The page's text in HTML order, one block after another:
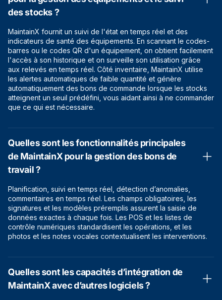
des stocks ?
MaintainX fournit un suivi de l'état en temps réel et des
indicateurs de santé des équipements. En scannant le codes-
barres ou le codes QR d'un équipement, on obtient facilement
l'accès à son historique et on surveille son utilisation grâce
aux relevés en temps réel. Côté inventaire, MaintainX utilise
les alertes automatiques de faible quantité et génère
automatiquement des bons de commande lorsque les stocks
atteignent un seuil prédéfini, vous aidant ainsi à ne commander
que ce qui est nécessaire.
Quelles sont les fonctionnalités principales
de MaintainX pour la gestion des bons de
travail ?
Planification, suivi en temps réel, détection d’anomalies,
commentaires en temps réel. Les champs obligatoires, les
signatures et les modèles préremplis assurent la saisie de
données exactes à chaque fois. Les POS et les listes de
contrôle numériques standardisent les opérations, et les
photos et les notes vocales contextualisent les interventions.
Quelles sont les capacités d’intégration de
MaintainX avec d’autres logiciels ?